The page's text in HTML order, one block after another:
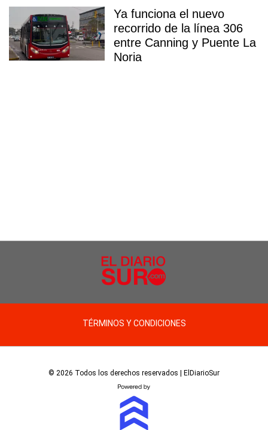
Ya funciona el nuevo
recorrido de la línea 306
entre Canning y Puente La
Noria
TÉRMINOS Y CONDICIONES
© 2026 Todos los derechos reservados | ElDiarioSur